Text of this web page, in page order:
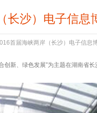
长沙）电子信息
首届海峡两岸（长沙）电子信息
新、绿色发展”为主题在湖南省长